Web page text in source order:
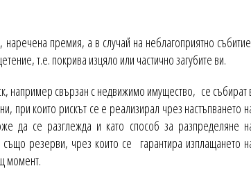
премия, а в случай на неблагоприятно
т.е. покрива изцяло или частично загубите ви.
например свързан с недвижимо имущество, се събират
при които рискът се е реализирал чрез настъпването
да се разглежда и като способ за разпределяне
резерви, чрез които се гарантира изплащането
момент.